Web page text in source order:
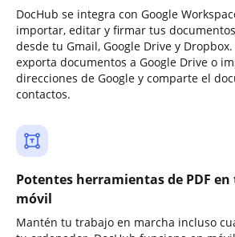
DocHub se integra con Google
importar, editar y firmar tus
desde tu Gmail, Google Drive y
exporta documentos a Google Drive o
direcciones de Google y comparte el
contactos.
Potentes herramientas de PDF
móvil
Mantén tu trabajo en marcha incluso